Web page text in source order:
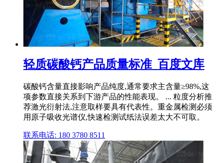
轻质碳酸钙产品质量标准_百度文库
碳酸钙含量直接影响产品纯度,通常要求主含量≥98%,这
项参数直接关系到下游产品的性能表现。 ... 粒度分析推
荐激光衍射法,注意取样要具有代表性。重金属检测必须
用原子吸收光谱仪,快速检测试纸法误差太大不可取。
联系电话: 180 3780 8511